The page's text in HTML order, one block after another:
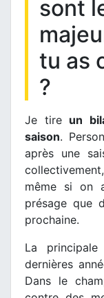
sont
tu as
?
Je tire un
saison.
après une
même si on
présage que
prochaine.
La
dernières
Dans le